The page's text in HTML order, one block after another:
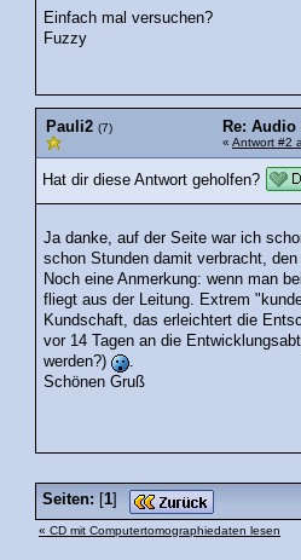
Einfach mal versuchen?
Fuzzy
Pauli2 (7) Re:
« Antwort #2
Hat dir diese Antwort geholfen?
Ja danke, auf der Seite war ich
schon Stunden damit verbracht,
Noch eine Anmerkung: wenn man
fliegt aus der Leitung. Extrem
Kundschaft, das erleichtert die
vor 14 Tagen an die
werden?)
.
Schönen Gruß
Seiten: [1]
« CD mit Computertomographiedaten lesen